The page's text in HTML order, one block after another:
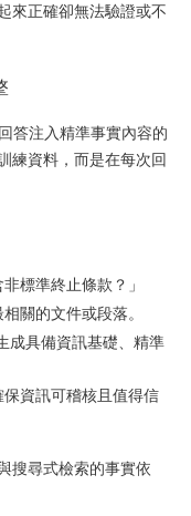
來正確卻無法驗證或不
答注入精準事實內容的
練資料，而是在每次回
標準終止條款？」
關的文件或段落。
成具備資訊基礎、精準
資訊可稽核且值得信
搜尋式檢索的事實依